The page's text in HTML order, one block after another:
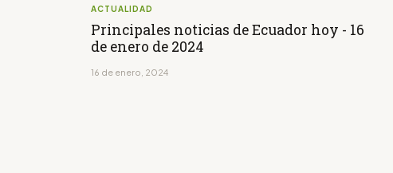
ACTUALIDAD
Principales noticias de Ecuador hoy - 16
de enero de 2024
16 de enero, 2024